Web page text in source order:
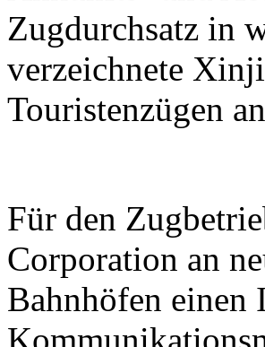
Zugdurchsatz in
verzeichnete
Touristenzügen
Für den
Corporation an
Bahnhöfen einen